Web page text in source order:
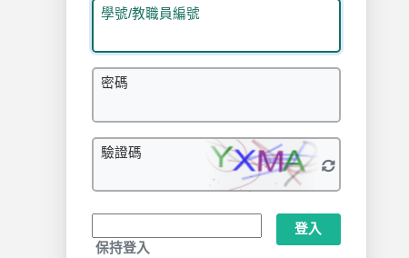
學號/教職員編號
密碼
驗證碼
保持登入
登入